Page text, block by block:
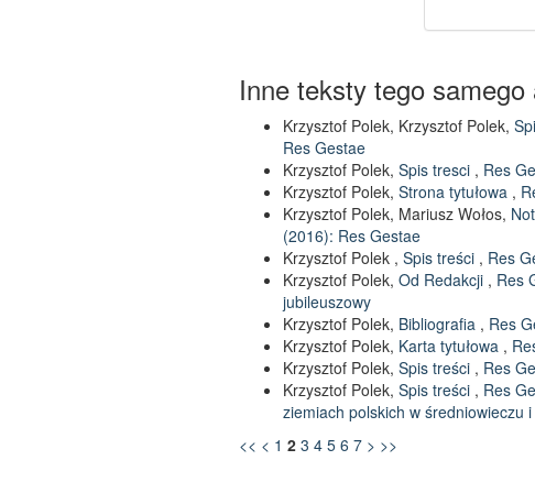
Inne teksty tego samego
Krzysztof Polek, Krzysztof Polek,
Res Gestae
Krzysztof Polek, Spis tresci , Res
Krzysztof Polek, Strona tytułowa ,
Krzysztof Polek, Mariusz Wołos,
(2016): Res Gestae
Krzysztof Polek , Spis treści , Res
Krzysztof Polek, Od Redakcji , Res
jubileuszowy
Krzysztof Polek, Bibliografia , Res
Krzysztof Polek, Karta tytułowa ,
Krzysztof Polek, Spis treści , Res
Krzysztof Polek, Spis treści , Res
ziemiach polskich w średniowieczu
<< < 1 2 3 4 5 6 7 > >>